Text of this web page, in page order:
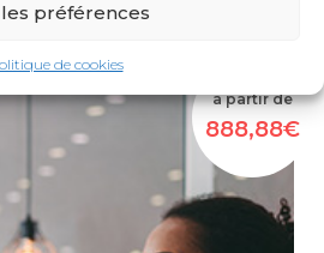
préférences
de cookies
à partir de
888,88€